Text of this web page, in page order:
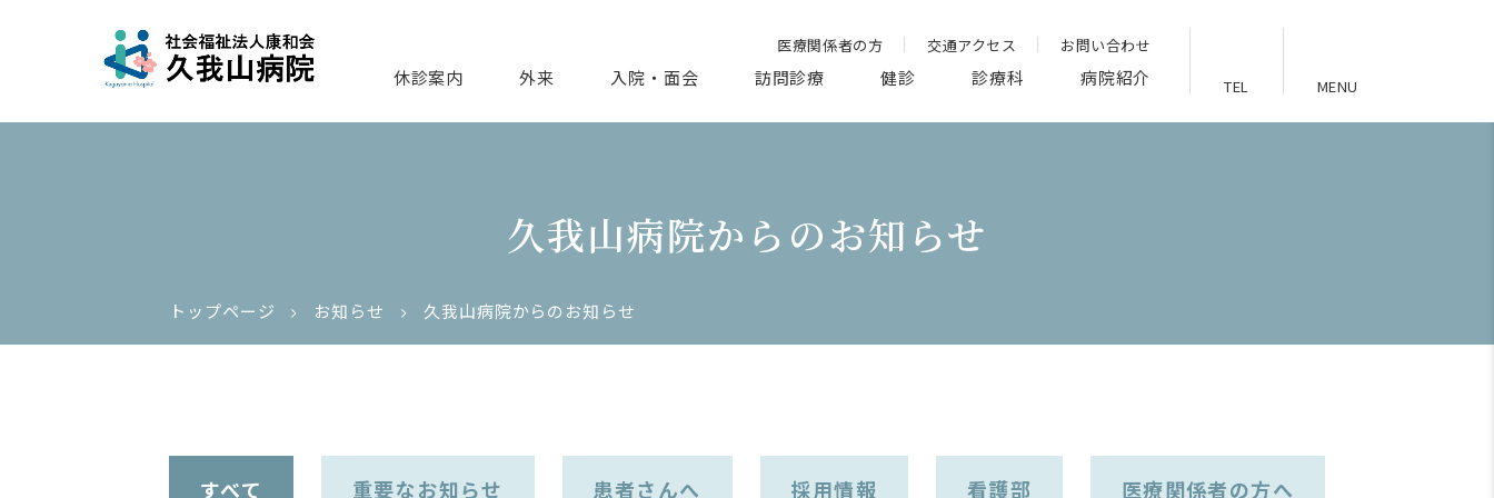
医療関係者の方 交通アクセス お問い合わせ
休診案内 外来 入院・面会 訪問診療 健診 診療科 病院紹介 TEL MENU
久我山病院からのお知らせ
トップページ お知らせ 久我山病院からのお知らせ
すべて 重要なお知らせ 患者さんへ 採用情報 看護部 医療関係者の方へ